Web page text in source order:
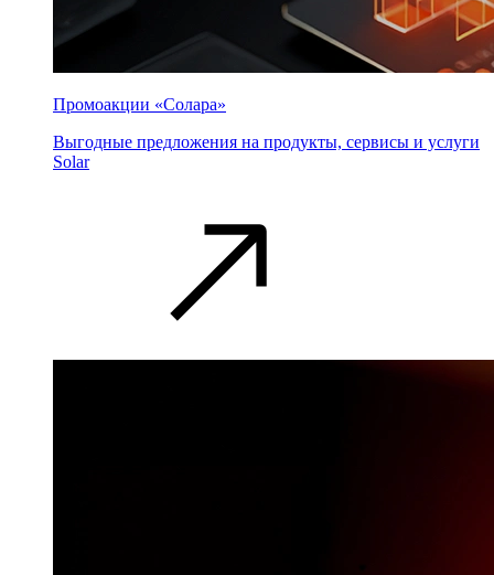
Промоакции «Солара»
Выгодные предложения на продукты, сервисы и услуги
Solar